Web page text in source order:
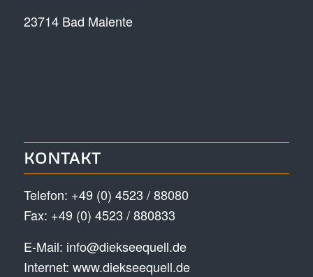
23714 Bad Malente
KONTAKT
Telefon: +49 (0) 4523 / 88080
Fax: +49 (0) 4523 / 880833
E-Mail: info@diekseequell.de
Internet: www.diekseequell.de